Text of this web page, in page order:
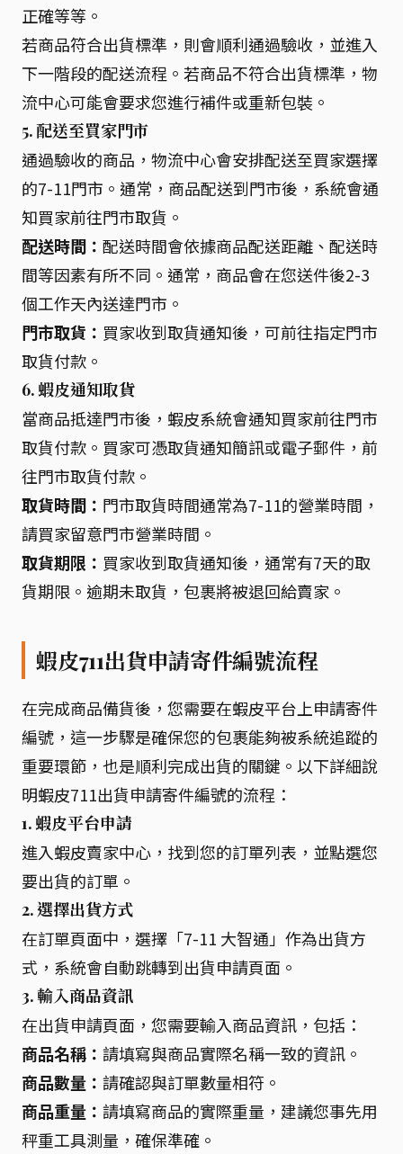
正確等等。
若商品符合出貨標準，則會順利通過驗收，並進入
下一階段的配送流程。若商品不符合出貨標準，物
流中心可能會要求您進行補件或重新包裝。
5. 配送至買家門市
通過驗收的商品，物流中心會安排配送至買家選擇
的7-11門市。通常，商品配送到門市後，系統會通
知買家前往門市取貨。
配送時間： 配送時間會依據商品配送距離、配送時
間等因素有所不同。通常，商品會在您送件後2-3
個工作天內送達門市。
門市取貨： 買家收到取貨通知後，可前往指定門市
取貨付款。
6. 蝦皮通知取貨
當商品抵達門市後，蝦皮系統會通知買家前往門市
取貨付款。買家可憑取貨通知簡訊或電子郵件，前
往門市取貨付款。
取貨時間： 門市取貨時間通常為7-11的營業時間，
請買家留意門市營業時間。
取貨期限： 買家收到取貨通知後，通常有7天的取
貨期限。逾期未取貨，包裹將被退回給賣家。
蝦皮711出貨申請寄件編號流程
在完成商品備貨後，您需要在蝦皮平台上申請寄件
編號，這一步驟是確保您的包裹能夠被系統追蹤的
重要環節，也是順利完成出貨的關鍵。以下詳細說
明蝦皮711出貨申請寄件編號的流程：
1. 蝦皮平台申請
進入蝦皮賣家中心，找到您的訂單列表，並點選您
要出貨的訂單。
2. 選擇出貨方式
在訂單頁面中，選擇「7-11 大智通」作為出貨方
式，系統會自動跳轉到出貨申請頁面。
3. 輸入商品資訊
在出貨申請頁面，您需要輸入商品資訊，包括：
商品名稱： 請填寫與商品實際名稱一致的資訊。
商品數量： 請確認與訂單數量相符。
商品重量： 請填寫商品的實際重量，建議您事先用
秤重工具測量，確保準確。